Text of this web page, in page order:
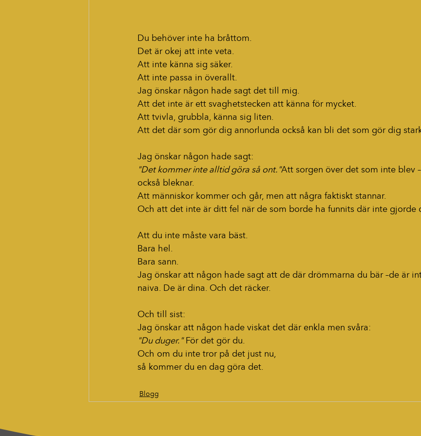
Du behöver inte ha bråttom.
Det är okej att inte veta.
Att inte känna sig säker.
Att inte passa in överallt.
Jag önskar någon hade sagt det till mig.
Att det inte är ett svaghetstecken att känna för mycket.
Att tvivla, grubbla, känna sig liten.
Att det där som gör dig annorlunda också kan bli det som gör dig
Jag önskar någon hade sagt:
"Det kommer inte alltid göra så ont."Att sorgen över det som inte blev
också bleknar.
Att människor kommer och går, men att några faktiskt stannar.
Och att det inte är ditt fel när de som borde ha funnits där inte gjorde
Att du inte måste vara bäst.
Bara hel.
Bara sann.
Jag önskar att någon hade sagt att de där drömmarna du bär –de är
naiva. De är dina. Och det räcker.
Och till sist:
Jag önskar att någon hade viskat det där enkla men svåra:
"Du duger." För det gör du.
Och om du inte tror på det just nu,
så kommer du en dag göra det.
Blogg